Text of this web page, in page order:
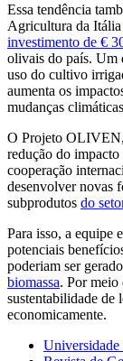
Essa tendência
Agricultura da Itália
investimento de €
olivais do país. Um
uso do cultivo
aumenta os
mudanças
O Projeto OLIVEN,
redução do
cooperação
desenvolver novas
subprodutos do
Para isso, a equipe
potenciais
poderiam ser
biomassa. Por meio
sustentabilidade de
economicamente.
Universidade